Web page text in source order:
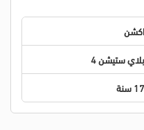
اكشن
بلاي ستيشن 4
17 سنة